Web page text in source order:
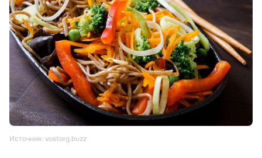
Источник: vostorg.buzz